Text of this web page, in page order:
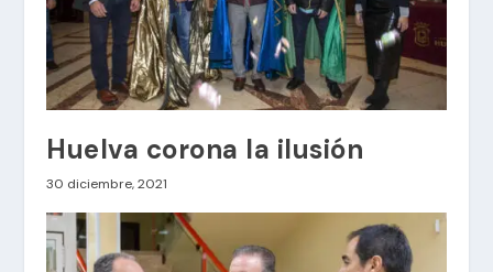
Huelva corona la ilusión
30 diciembre, 2021